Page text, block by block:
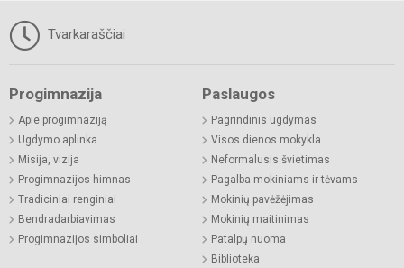
Tvarkaraščiai
Progimnazija
Apie progimnaziją
Ugdymo aplinka
Misija, vizija
Progimnazijos himnas
Tradiciniai renginiai
Bendradarbiavimas
Progimnazijos simboliai
Paslaugos
Pagrindinis ugdymas
Visos dienos mokykla
Neformalusis švietimas
Pagalba mokiniams ir tėvams
Mokinių pavėžėjimas
Mokinių maitinimas
Patalpų nuoma
Biblioteka